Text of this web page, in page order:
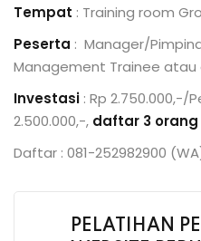
Tempat : Training room
Peserta : Manager/
Management Trainee atau
Investasi : Rp 2.750.000,-/
2.500.000,-, daftar 3 orang
Daftar : 081-252982900
PELATIHAN